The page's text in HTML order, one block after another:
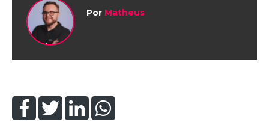
Por Matheus